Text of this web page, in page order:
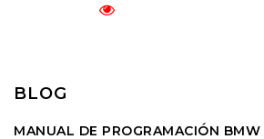
BLOG
MANUAL DE PROGRAMACIÓN